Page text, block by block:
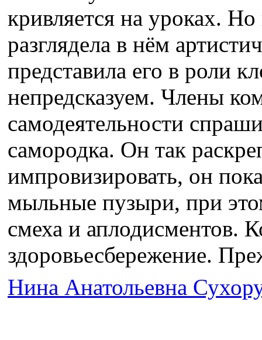
кривляется на уроках.
разглядела в нём
представила его в роли
непредсказуем. Члены
самодеятельности
самородка. Он так
импровизировать, он
мыльные пузыри, при
смеха и аплодисментов.
здоровьесбережение.
Нина Анатольевна